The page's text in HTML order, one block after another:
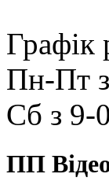
Графік
Пн‑Пт
Сб з
ПП